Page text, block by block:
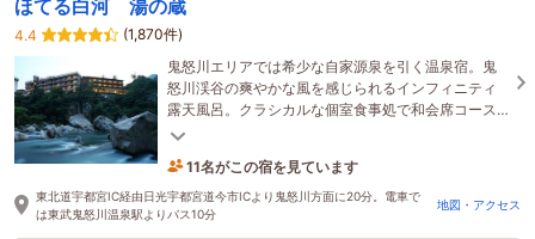
ほてる白河 湯の蔵
4.4
(1,870件)
鬼怒川エリアでは希少な自家源泉を引く温泉宿。鬼
怒川渓谷の爽やかな風を感じられるインフィニティ
露天風呂。クラシカルな個室食事処で和会席コース
をごゆっくりとお愉しみください☆
11名がこの宿を見ています
4時間前に予約されました
東北道宇都宮IC経由日光宇都宮道今市ICより鬼怒川方面に20分。電車で
は東武鬼怒川温泉駅よりバス10分
地図・アクセス